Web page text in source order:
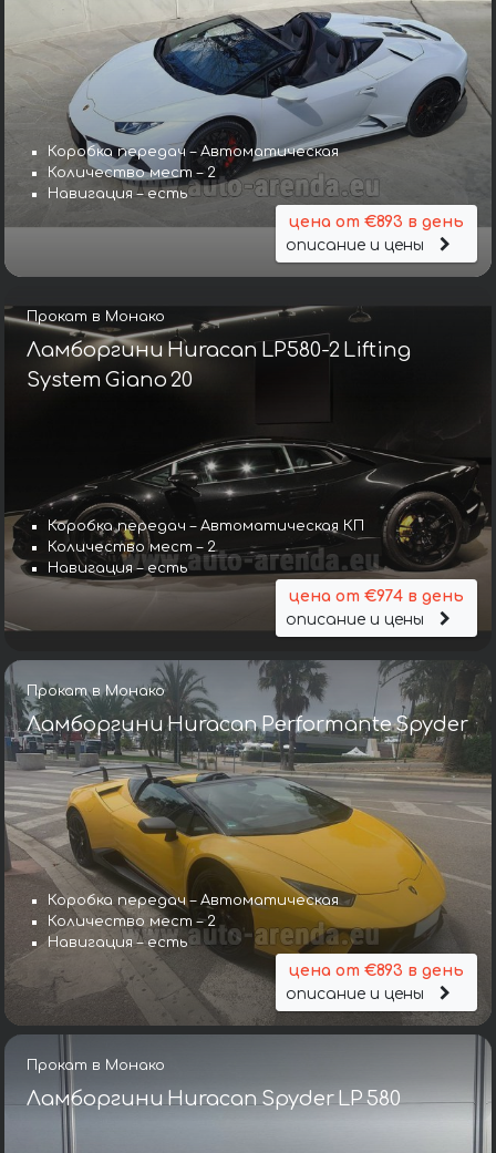
Коробка передач – Автоматическая
Количество мест – 2
Навигация – есть
цена от €893 в день
описание и цены
Прокат в Монако
Ламборгини Huracan LP580-2 Lifting
System Giano 20
Коробка передач – Автоматическая КП
Количество мест – 2
Навигация – есть
цена от €974 в день
описание и цены
Прокат в Монако
Ламборгини Huracan Performante Spyder
Коробка передач – Автоматическая
Количество мест – 2
Навигация – есть
цена от €893 в день
описание и цены
Прокат в Монако
Ламборгини Huracan Spyder LP 580